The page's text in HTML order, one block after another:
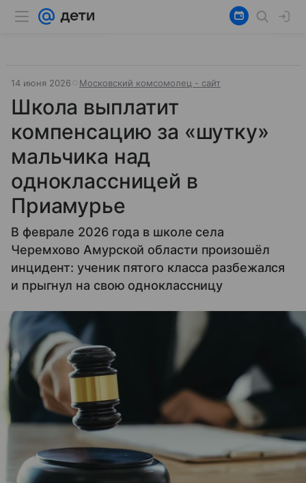
14 июня 2026 Московский комсомолец - сайт
Школа выплатит
компенсацию за «шутку»
мальчика над
одноклассницей в
Приамурье
В феврале 2026 года в школе села
Черемхово Амурской области произошёл
инцидент: ученик пятого класса разбежался
и прыгнул на свою одноклассницу